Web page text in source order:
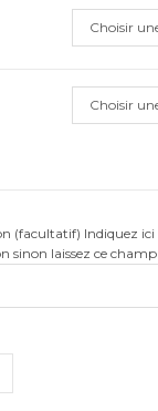
Choisir
Choisir
(facultatif) Indiquez ici
sinon laissez ce